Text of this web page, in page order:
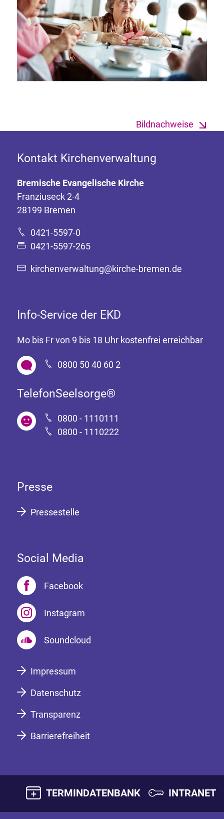
Bildnachweise
Kontakt Kirchenverwaltung
Bremische Evangelische Kirche
Franziuseck 2-4
28199 Bremen
0421-5597-0
0421-5597-265
kirchenverwaltung@kirche-bremen.de
Info-Service der EKD
Mo bis Fr von 9 bis 18 Uhr kostenfrei erreichbar
0800 50 40 60 2
TelefonSeelsorge®
0800 - 1110111
0800 - 1110222
Presse
Pressestelle
Social Media
Facebook
Instagram
Soundcloud
Impressum
Datenschutz
Transparenz
Barrierefreiheit
TERMINDATENBANK INTRANET